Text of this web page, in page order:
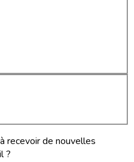
recevoir de nouvelles
?